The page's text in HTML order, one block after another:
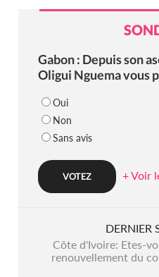
Gabon : Depuis son
Oligui Nguema vous
Oui
Non
Sans avis
+ Voir
DERNIER
Côte d'Ivoire: Etes-
renouvellement du